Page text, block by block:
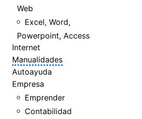
Web
Excel, Word,
Powerpoint, Access
Internet
Manualidades
Autoayuda
Empresa
Emprender
Contabilidad